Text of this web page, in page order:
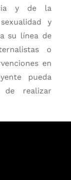
y de la
y
su línea de
o
en
pueda
realizar